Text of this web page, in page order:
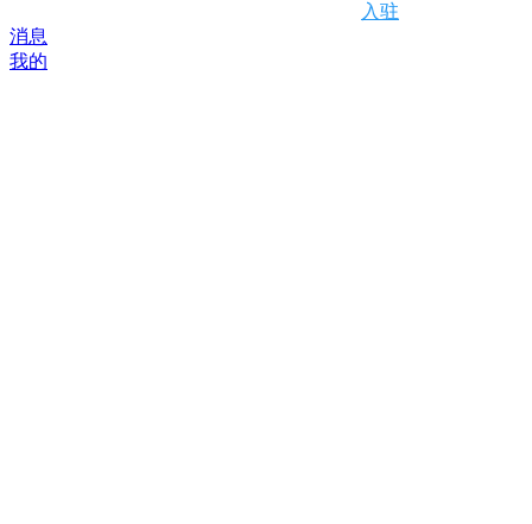
入驻
消息
我的